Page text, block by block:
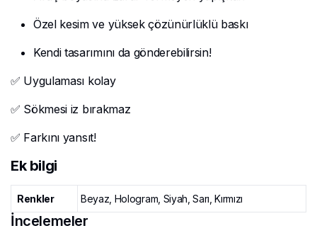
Özel kesim ve yüksek çözünürlüklü baskı
Kendi tasarımını da gönderebilirsin!
✅ Uygulaması kolay
✅ Sökmesi iz bırakmaz
✅ Farkını yansıt!
Ek bilgi
Renkler Beyaz, Hologram, Siyah, Sarı, Kırmızı
İncelemeler